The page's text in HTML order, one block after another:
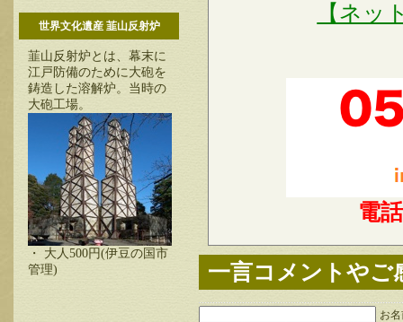
世界文化遺産 韮山反射炉
韮山反射炉とは、幕末に
江戸防備のために大砲を
鋳造した溶解炉。当時の
大砲工場。
・ 大人500円(伊豆の国市
管理)
【ネッ
電話
一言コメントやご
お